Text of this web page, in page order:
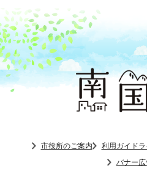
市役所のご案内 利用ガイドラ
バナー